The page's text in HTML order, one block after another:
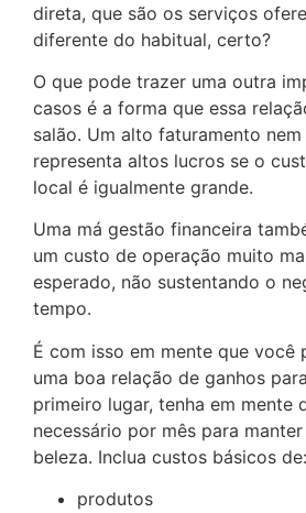
direta, que são os serviços
diferente do habitual, certo?
O que pode trazer uma outra
casos é a forma que essa
salão. Um alto faturamento nem
representa altos lucros se o
local é igualmente grande.
Uma má gestão financeira
um custo de operação muito
esperado, não sustentando o
tempo.
É com isso em mente que você
uma boa relação de ganhos
primeiro lugar, tenha em mente
necessário por mês para
beleza. Inclua custos básicos de:
produtos